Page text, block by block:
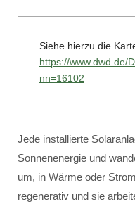
Siehe hierzu die
https://www.dwd.de/
nn=16102
Jede installierte
Sonnenenergie und
um, in Wärme oder
regenerativ und sie